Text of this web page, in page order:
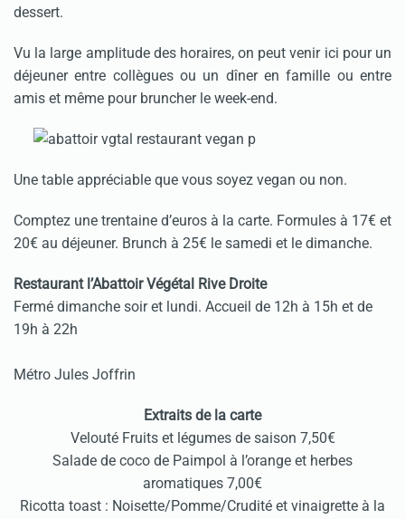
dessert.
Vu la large amplitude des horaires, on peut venir ici pour un
déjeuner entre collègues ou un dîner en famille ou entre
amis et même pour bruncher le week-end.
Une table appréciable que vous soyez vegan ou non.
Comptez une trentaine d’euros à la carte. Formules à 17€ et
20€ au déjeuner. Brunch à 25€ le samedi et le dimanche.
Restaurant l’Abattoir Végétal Rive Droite
Fermé dimanche soir et lundi. Accueil de 12h à 15h et de
19h à 22h
Métro Jules Joffrin
Extraits de la carte
Velouté Fruits et légumes de saison 7,50€
Salade de coco de Paimpol à l’orange et herbes
aromatiques 7,00€
Ricotta toast : Noisette/Pomme/Crudité et vinaigrette à la